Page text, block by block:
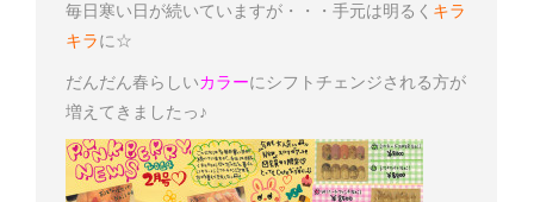
毎日寒い日が続いていますが・・・手元は明るく キラ
キラに☆
だんだん春らしいカラーにシフトチェンジされる方が
増えてきましたっ♪